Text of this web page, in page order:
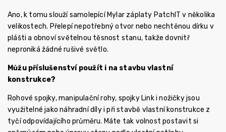
Ano, k tomu slouží samolepící Mylar záplaty PatchIT v několika
velikostech. Přelepí nepotřebný otvor nebo nechtěnou dírku v
plášti a obnoví světelnou těsnost stanu, takže dovnitř
neproniká žádné rušivé světlo.
Můžu příslušenství použít i na stavbu vlastní
konstrukce?
Rohové spojky, manipulační rohy, spojky Link i nožičky jsou
využitelné jako náhradní díly i při stavbě vlastní konstrukce z
tyčí odpovídajícího průměru. Máte tak volnost postavit si